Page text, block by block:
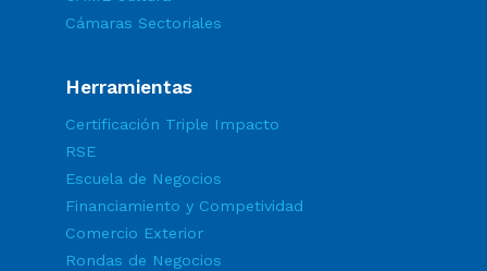
Cámaras Sectoriales
Herramientas
Certificación Triple Impacto
RSE
Escuela de Negocios
Financiamiento y Competividad
Comercio Exterior
Rondas de Negocios